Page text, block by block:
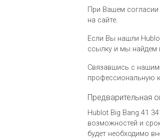
При Вашем согласии
на сайте.
Если Вы нашли
ссылку и мы найдем
Связавшись с
профессиональную
Предварительная
Hublot Big Bang 41
возможностей и
будет необходимо